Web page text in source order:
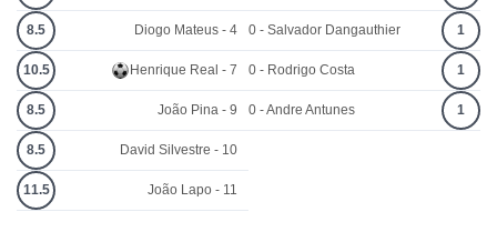
8.5 Diogo Mateus - 4
10.5 Henrique Real - 7
8.5 João Pina - 9
8.5 David Silvestre - 10
11.5 João Lapo - 11
0 - Salvador Dangauthier 1
0 - Rodrigo Costa 1
0 - Andre Antunes 1